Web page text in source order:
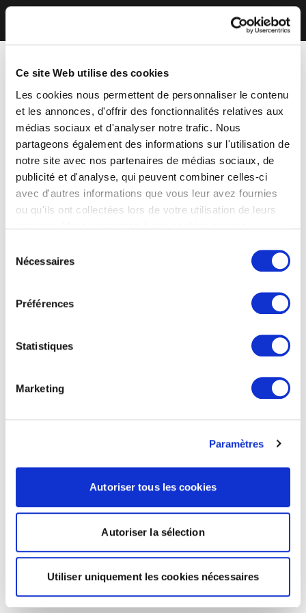
Ce site Web utilise des cookies
Les cookies nous permettent de personnaliser le contenu
et les annonces, d'offrir des fonctionnalités relatives aux
médias sociaux et d'analyser notre trafic. Nous
partageons également des informations sur l'utilisation de
notre site avec nos partenaires de médias sociaux, de
publicité et d'analyse, qui peuvent combiner celles-ci
avec d'autres informations que vous leur avez fournies
ou qu'ils ont collectées lors de votre utilisation de leurs
Nécessaires
Préférences
Statistiques
Marketing
Paramètres
Autoriser tous les cookies
Autoriser la sélection
Utiliser uniquement les cookies nécessaires